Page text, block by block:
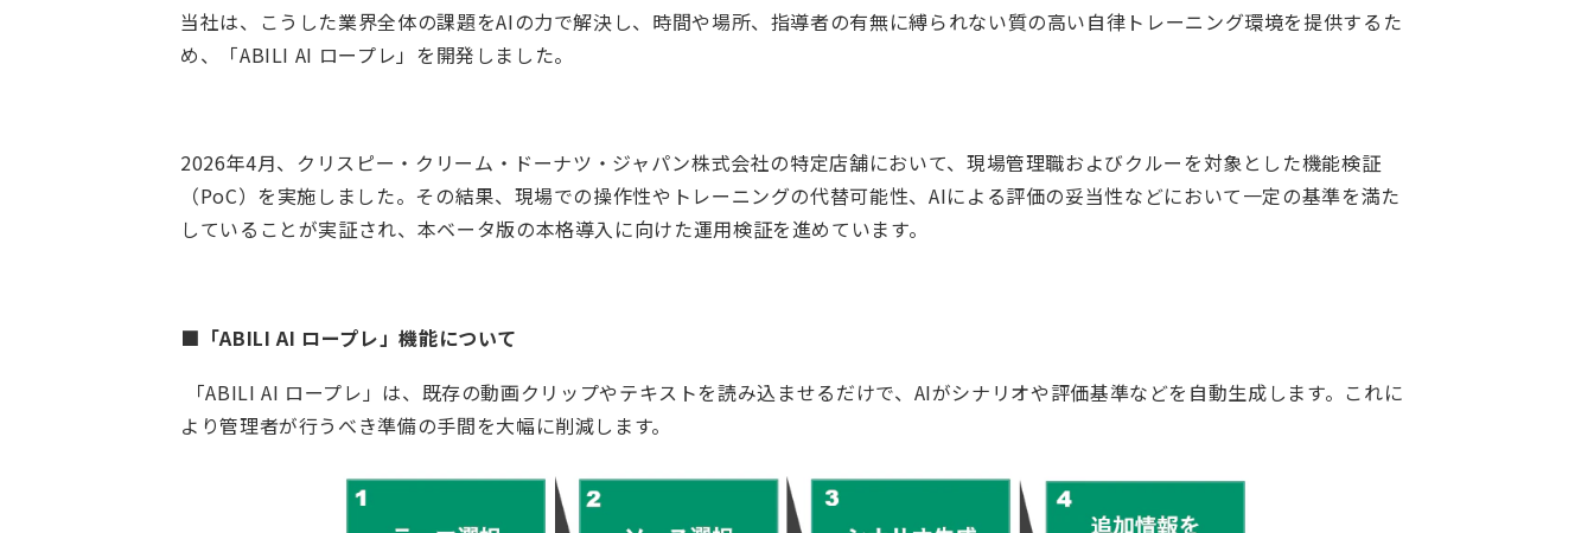
当社は、こうした業界全体の課題をAIの力で解決し、時間や場所、指導者の有無に縛られない質の高い自律トレーニング環境を提供するた
め、「ABILI AI ロープレ」を開発しました。
2026年4月、クリスピー・クリーム・ドーナツ・ジャパン株式会社の特定店舗において、現場管理職およびクルーを対象とした機能検証
（PoC）を実施しました。その結果、現場での操作性やトレーニングの代替可能性、AIによる評価の妥当性などにおいて一定の基準を満た
していることが実証され、本ベータ版の本格導入に向けた運用検証を進めています。
■「ABILI AI ロープレ」機能について
「ABILI AI ロープレ」は、既存の動画クリップやテキストを読み込ませるだけで、AIがシナリオや評価基準などを自動生成します。これに
より管理者が行うべき準備の手間を大幅に削減します。